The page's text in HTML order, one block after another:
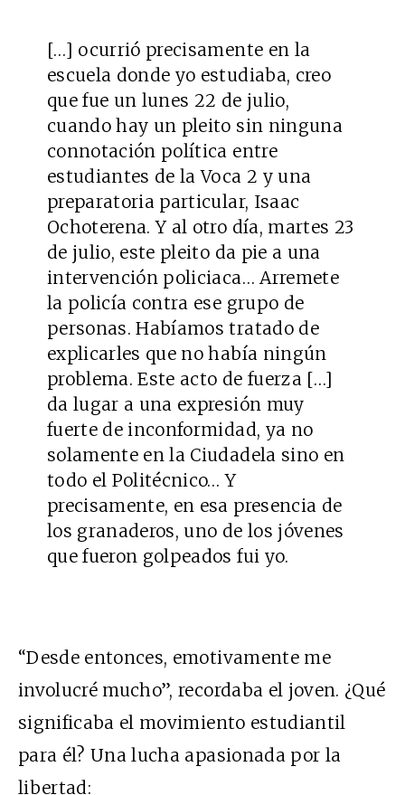
[…] ocurrió precisamente en la
escuela donde yo estudiaba, creo
que fue un lunes 22 de julio,
cuando hay un pleito sin ninguna
connotación política entre
estudiantes de la Voca 2 y una
preparatoria particular, Isaac
Ochoterena. Y al otro día, martes 23
de julio, este pleito da pie a una
intervención policiaca… Arremete
la policía contra ese grupo de
personas. Habíamos tratado de
explicarles que no había ningún
problema. Este acto de fuerza […]
da lugar a una expresión muy
fuerte de inconformidad, ya no
solamente en la Ciudadela sino en
todo el Politécnico… Y
precisamente, en esa presencia de
los granaderos, uno de los jóvenes
que fueron golpeados fui yo.
“Desde entonces, emotivamente me
involucré mucho”, recordaba el joven. ¿Qué
significaba el movimiento estudiantil
para él? Una lucha apasionada por la
libertad: